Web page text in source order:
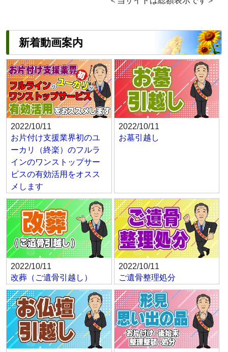
新着動画案内
2022/10/11
お片付け支援業界初のユ
ーカリ（終楽）のフルラ
インのワンストップサー
ビスの有効活用をオスス
メします
2022/10/11
お墓引越し
2022/10/11
改葬（ご遺骨引越し）
2022/10/11
ご遺骨整理処分